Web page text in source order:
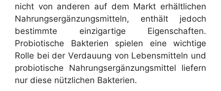
nicht von anderen auf dem Markt erhältlichen
Nahrungsergänzungsmitteln, enthält jedoch
bestimmte einzigartige Eigenschaften.
Probiotische Bakterien spielen eine wichtige
Rolle bei der Verdauung von Lebensmitteln und
probiotische Nahrungsergänzungsmittel liefern
nur diese nützlichen Bakterien.